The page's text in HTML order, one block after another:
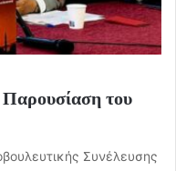
του
Συνέλευσης